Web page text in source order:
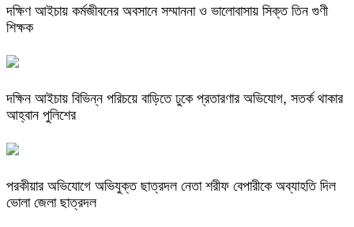
দক্ষিণ আইচায় কর্মজীবনের অবসানে সম্মাননা ও ভালোবাসায় সিক্ত তিন গুণী
শিক্ষক
দক্ষিন আইচায় ‎বিভিন্ন পরিচয়ে বাড়িতে ঢুকে প্রতারণার অভিযোগ, সতর্ক থাকার
আহ্বান পুলিশের
পরকীয়ার অভিযোগে অভিযুক্ত ছাত্রদল নেতা শরীফ বেপারীকে অব্যাহতি দিল
ভোলা জেলা ছাত্রদল